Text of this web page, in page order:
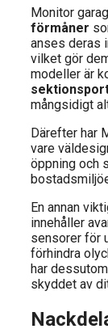
Monitor
förmåner
anses deras
vilket gör
modeller är
mångsidigt
Därefter har
vare
öppning och
En annan
innehåller
sensorer för
förhindra
har
skyddet av